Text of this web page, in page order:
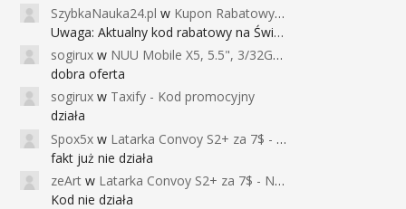
SzybkaNauka24.pl w Kupon Rabatowy na Kurs Angielskiego dla Dzieci - FunEnglish
Uwaga: Aktualny kod rabatowy na Święta (
sogirux w NUU Mobile X5, 5.5", 3/32GB, czujnik linii papilarnych, 2950mAh, aparat 13MP za 267zł - Banggood
dobra oferta
sogirux w Taxify - Kod promocyjny
działa
Spox5x w Latarka Convoy S2+ za 7$ - Najniższa cena od 2017r
fakt już nie działa
zeArt w Latarka Convoy S2+ za 7$ - Najniższa cena od 2017r
Kod nie działa